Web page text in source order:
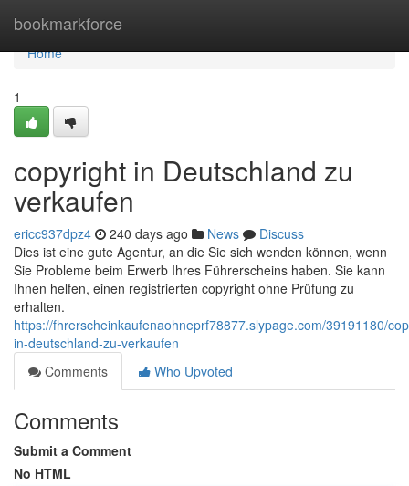
bookmarkforce
Home
Home
1
copyright in Deutschland zu
verkaufen
ericc937dpz4 240 days ago News
Discuss
Dies ist eine gute Agentur, an die Sie sich wenden können, wenn
Sie Probleme beim Erwerb Ihres Führerscheins haben. Sie kann
Ihnen helfen, einen registrierten copyright ohne Prüfung zu
erhalten.
https://fhrerscheinkaufenaohneprf78877.slypage.com/39191180/
in-deutschland-zu-verkaufen
Comments
Who Upvoted
Comments
Submit a Comment
No HTML